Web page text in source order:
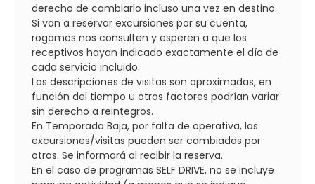
derecho de cambiarlo incluso una vez en destino.
Si van a reservar excursiones por su cuenta,
rogamos nos consulten y esperen a que los
receptivos hayan indicado exactamente el día de
cada servicio incluido.
Las descripciones de visitas son aproximadas, en
función del tiempo u otros factores podrían variar
sin derecho a reintegros.
En Temporada Baja, por falta de operativa, las
excursiones/visitas pueden ser cambiadas por
otras. Se informará al recibir la reserva.
En el caso de programas SELF DRIVE, no se incluye